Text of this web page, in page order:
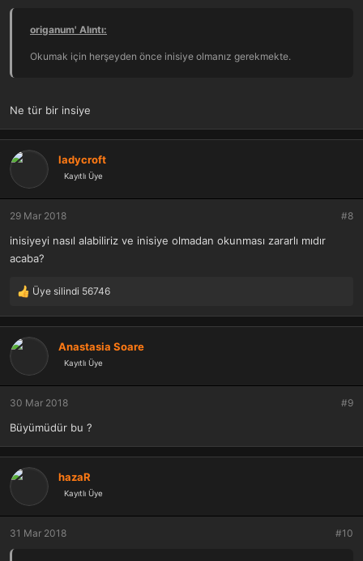
origanum' Alıntı:
Okumak için herşeyden önce inisiye olmanız gerekmekte.
Ne tür bir insiye
ladycroft
Kayıtlı Üye
29 Mar 2018 #8
inisiyeyi nasıl alabiliriz ve inisiye olmadan okunması zararlı mıdır
acaba?
T
p
k
l
e
r
Üye silindi 56746
Anastasia Soare
Kayıtlı Üye
30 Mar 2018 #9
Büyümüdür bu ?
hazaR
Kayıtlı Üye
31 Mar 2018 #10